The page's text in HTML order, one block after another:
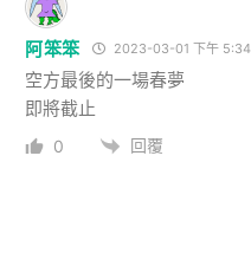
阿笨笨 2023-03-01 下午 5:34
空方最後的一場春夢
即將截止
0 回覆